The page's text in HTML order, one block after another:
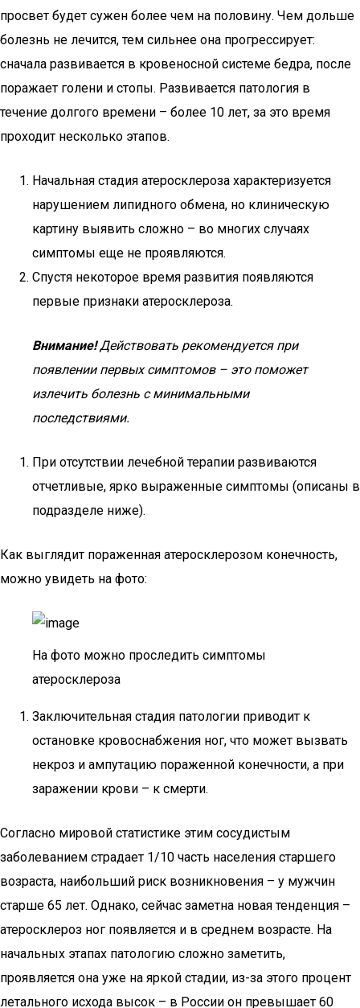
просвет будет сужен более чем на половину. Чем дольше
болезнь не лечится, тем сильнее она прогрессирует:
сначала развивается в кровеносной системе бедра, после
поражает голени и стопы. Развивается патология в
течение долгого времени – более 10 лет, за это время
проходит несколько этапов.
Начальная стадия атеросклероза характеризуется
нарушением липидного обмена, но клиническую
картину выявить сложно – во многих случаях
симптомы еще не проявляются.
Спустя некоторое время развития появляются
первые признаки атеросклероза.
Внимание! Действовать рекомендуется при
появлении первых симптомов – это поможет
излечить болезнь с минимальными
последствиями.
При отсутствии лечебной терапии развиваются
отчетливые, ярко выраженные симптомы (описаны в
подразделе ниже).
Как выглядит пораженная атеросклерозом конечность,
можно увидеть на фото:
На фото можно проследить симптомы
атеросклероза
Заключительная стадия патологии приводит к
остановке кровоснабжения ног, что может вызвать
некроз и ампутацию пораженной конечности, а при
заражении крови – к смерти.
Согласно мировой статистике этим сосудистым
заболеванием страдает 1/10 часть населения старшего
возраста, наибольший риск возникновения – у мужчин
старше 65 лет. Однако, сейчас заметна новая тенденция –
атеросклероз ног появляется и в среднем возрасте. На
начальных этапах патологию сложно заметить,
проявляется она уже на яркой стадии, из-за этого процент
летального исхода высок – в России он превышает 60